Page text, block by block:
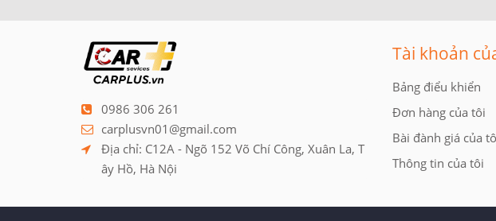
0986 306 261
carplusvn01@gmail.com
Địa chỉ: C12A - Ngõ 152 Võ Chí Công, Xuân La, T
ây Hồ, Hà Nội
Tài khoản
Bảng điểu khiển
Đơn hàng của tôi
Bài đành giá của
Thông tin của tôi